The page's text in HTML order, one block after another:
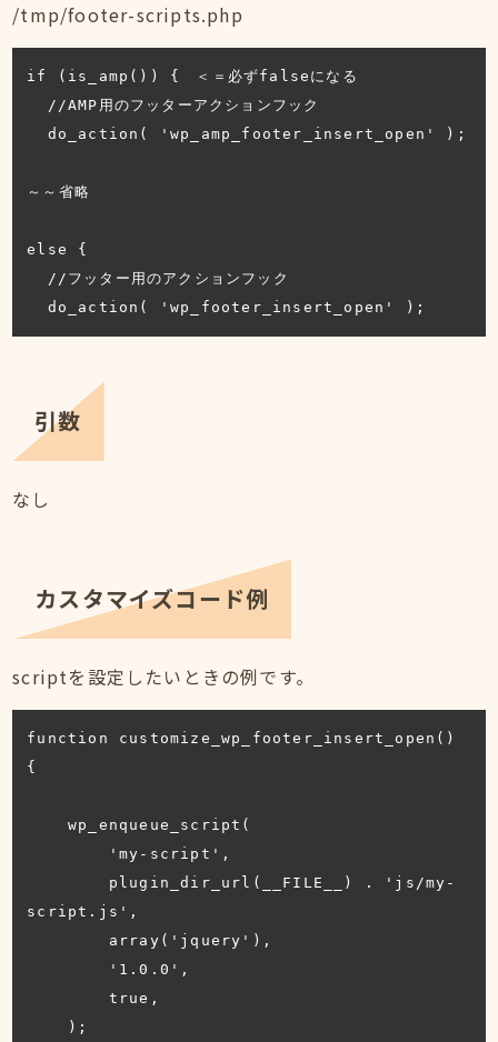
/tmp/footer-scripts.php
if (is_amp()) {　＜＝必ずfalseになる
～～省略
else {
  do_action( 'wp_footer_insert_open' );
引数
なし
カスタマイズコード例
scriptを設定したいときの例です。
function customize_wp_footer_insert_open()
{
    wp_enqueue_script(
script.js',